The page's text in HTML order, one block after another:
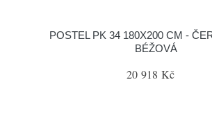
POSTEL PK 34 180X200 CM -
BÉŽOVÁ
20 918 Kč